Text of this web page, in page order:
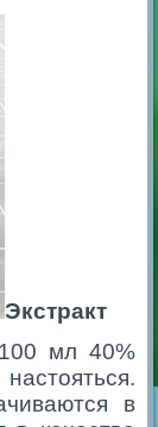
Экстракт
мл 40%
в